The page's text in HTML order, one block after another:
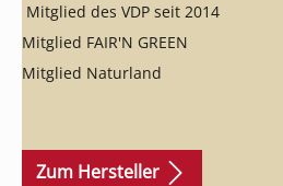
Mitglied des VDP seit 2014
Mitglied FAIR'N GREEN
Mitglied Naturland
Zum Hersteller